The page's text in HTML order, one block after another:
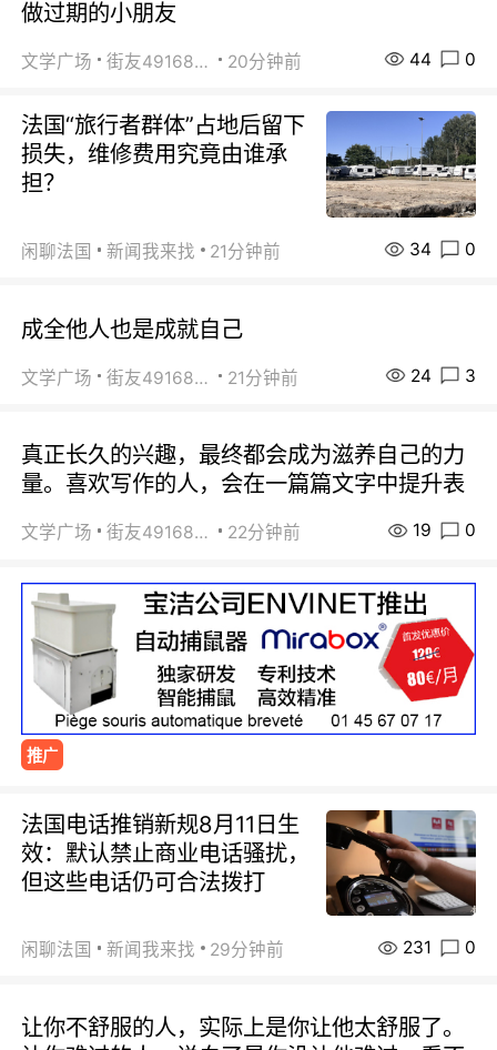
做过期的小朋友
文学广场 街友49168527 20分钟前 44 0
法国“旅行者群体”占地后留下
损失，维修费用究竟由谁承
担？
闲聊法国 新闻我来找 21分钟前 34 0
成全他人也是成就自己
文学广场 街友49168527 21分钟前 24 3
真正长久的兴趣，最终都会成为滋养自己的力
量。喜欢写作的人，会在一篇篇文字中提升表
文学广场 街友49168527 22分钟前 19 0
推广
法国电话推销新规8月11日生
效：默认禁止商业电话骚扰，
但这些电话仍可合法拨打
闲聊法国 新闻我来找 29分钟前 231 0
让你不舒服的人，实际上是你让他太舒服了。